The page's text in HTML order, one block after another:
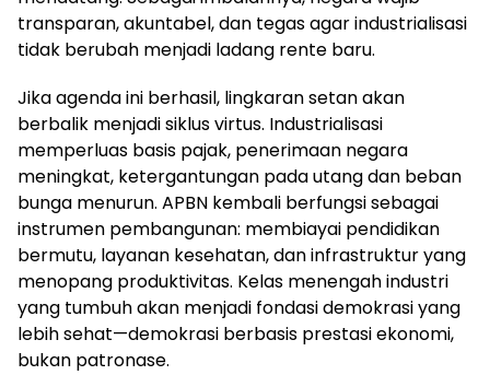
transparan, akuntabel, dan tegas agar industrialisasi
tidak berubah menjadi ladang rente baru.
Jika agenda ini berhasil, lingkaran setan akan
berbalik menjadi siklus virtus. Industrialisasi
memperluas basis pajak, penerimaan negara
meningkat, ketergantungan pada utang dan beban
bunga menurun. APBN kembali berfungsi sebagai
instrumen pembangunan: membiayai pendidikan
bermutu, layanan kesehatan, dan infrastruktur yang
menopang produktivitas. Kelas menengah industri
yang tumbuh akan menjadi fondasi demokrasi yang
lebih sehat—demokrasi berbasis prestasi ekonomi,
bukan patronase.